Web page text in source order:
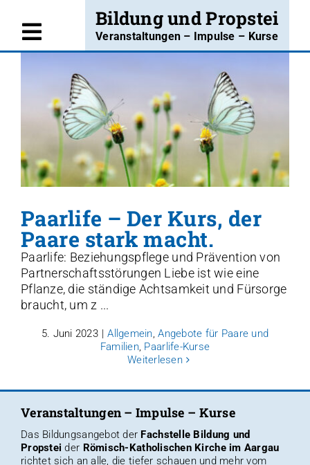
contentToggle
Navigation
Angebote
Projekte
Über uns
Kontakt
Insta
Bildung und Propstei
Veranstaltungen – Impulse – Kurse
Paarlife – Der Kurs, der
Paare stark macht.
Paarlife: Beziehungspflege und Prävention von
Partnerschaftsstörungen Liebe ist wie eine
Pflanze, die ständige Achtsamkeit und Fürsorge
braucht, um z ...
5. Juni 2023 | Allgemein,Angebote für Paare und
Familien, Paarlife-Kurse
Weiterlesen
Veranstaltungen – Impulse – Kurse
Das Bildungsangebot der Fachstelle Bildung und
Propstei der Römisch-Katholischen Kirche im Aargau
richtet sich an alle, die tiefer schauen und mehr vom